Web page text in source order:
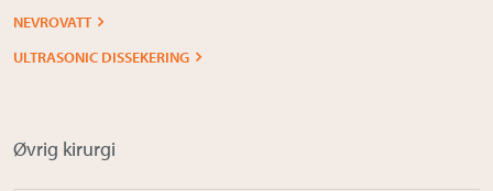
NEVROVATT
ULTRASONIC DISSEKERING
Øvrig kirurgi